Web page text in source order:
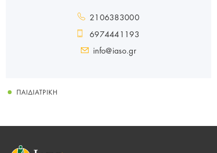
2106383000
6974441193
info@iaso.gr
ΠΑΙΔΙΑΤΡΙΚΉ